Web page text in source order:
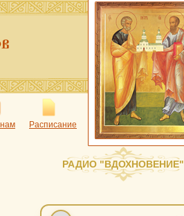
Расписание
РАДИО "ВДОХНОВЕНИЕ"